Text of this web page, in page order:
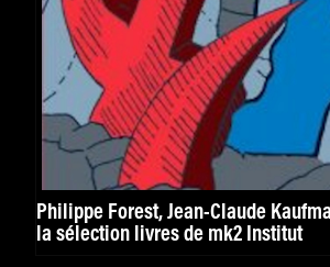
Philippe Forest, Jean-Claude
la sélection livres de mk2 Institut